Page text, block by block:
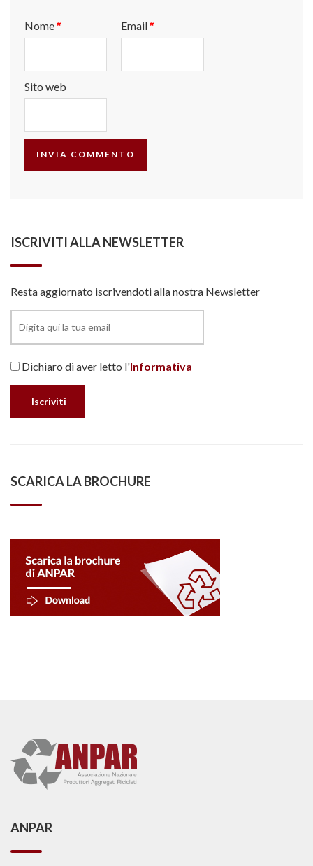
Nome* Email*
Sito web
ISCRIVITI ALLA NEWSLETTER
Resta aggiornato iscrivendoti alla nostra Newsletter
Dichiaro di aver letto l'Informativa
SCARICA LA BROCHURE
ANPAR